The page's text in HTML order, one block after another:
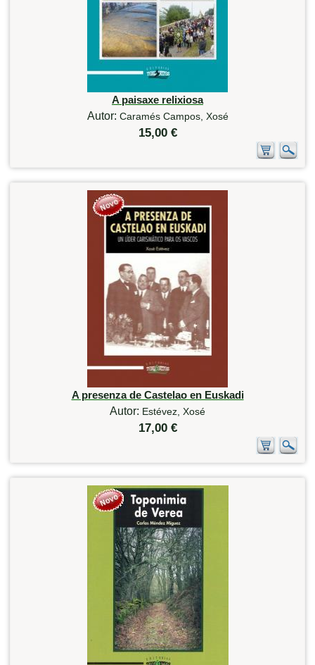
A paisaxe relixiosa
Autor: Caramés Campos, Xosé
15,00 €
A presenza de Castelao en Euskadi
Autor: Estévez, Xosé
17,00 €